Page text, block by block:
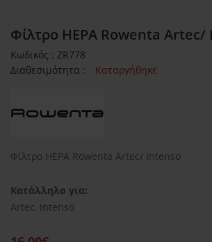
Φίλτρο HEPA Rowenta
Κωδικός : ZR778
Διαθεσιμότητα :
Καταργήθηκε
Φίλτρο HEPA Rowenta Artec/ Intenso
Κατάλληλο για:
Artec, Intenso